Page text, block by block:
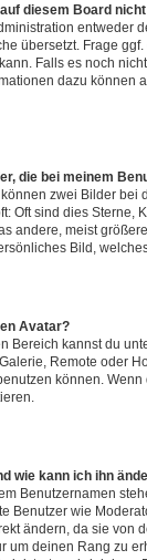
diesem Board
entweder
übersetzt. Frage
Falls es noch
dazu können
die bei meinem
zwei Bilder bei
Oft sind dies Sterne,
andere, meist
Bild,
Avatar?
Bereich kannst du
Remote oder
können.
wie kann ich ihn
Benutzernamen
Benutzer wie
ändern, da sie von
um deinen Rang zu